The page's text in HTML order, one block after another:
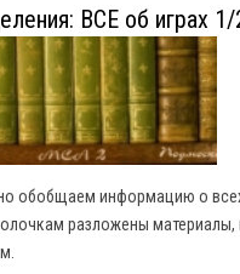
ВСЕ об играх 1/
обобщаем информацию о
разложены